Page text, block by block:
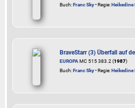
Buch:Franc Sky• Regie:Heikedine
BraveStarr (3) Überfall auf
EUROPAMC 515 383.2 (1987)
Buch:Franc Sky• Regie:Heikedine